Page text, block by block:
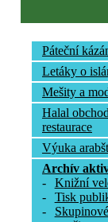
Páteční
Letáky o
Mešity a
Halal
restaurace
Výuka
Archív
-
Knižní
-
Tisk
-